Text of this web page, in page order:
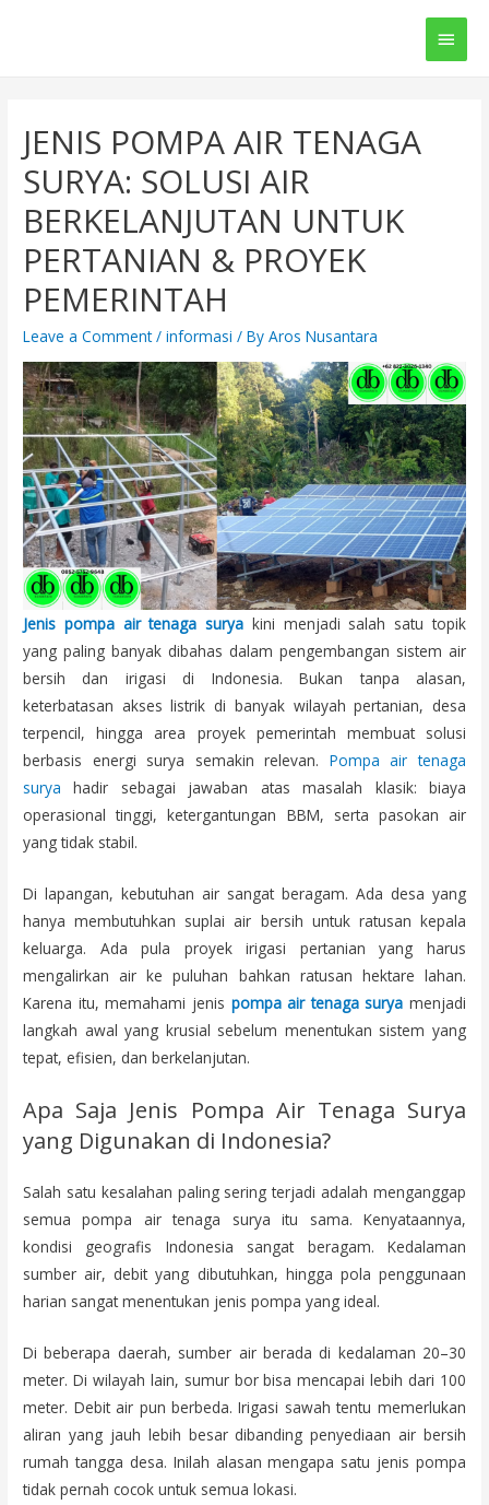
Main
JENIS POMPA AIR TENAGA
SURYA: SOLUSI AIR
BERKELANJUTAN UNTUK
PERTANIAN & PROYEK
PEMERINTAH
Leave a Comment /informasi / ByAros Nusantara
Jenis pompa air tenaga surya kini menjadi salah satu topik
yang paling banyak dibahas dalam pengembangan sistem air
bersih dan irigasi di Indonesia. Bukan tanpa alasan,
keterbatasan akses listrik di banyak wilayah pertanian, desa
terpencil, hingga area proyek pemerintah membuat solusi
berbasis energi surya semakin relevan. Pompa air tenaga
surya hadir sebagai jawaban atas masalah klasik: biaya
operasional tinggi, ketergantungan BBM, serta pasokan air
yang tidak stabil.
Di lapangan, kebutuhan air sangat beragam. Ada desa yang
hanya membutuhkan suplai air bersih untuk ratusan kepala
keluarga. Ada pula proyek irigasi pertanian yang harus
mengalirkan air ke puluhan bahkan ratusan hektare lahan.
Karena itu, memahami jenis pompa air tenaga surya menjadi
langkah awal yang krusial sebelum menentukan sistem yang
tepat, efisien, dan berkelanjutan.
Apa Saja Jenis Pompa Air Tenaga Surya
yang Digunakan di Indonesia?
Salah satu kesalahan paling sering terjadi adalah menganggap
semua pompa air tenaga surya itu sama. Kenyataannya,
kondisi geografis Indonesia sangat beragam. Kedalaman
sumber air, debit yang dibutuhkan, hingga pola penggunaan
harian sangat menentukan jenis pompa yang ideal.
Di beberapa daerah, sumber air berada di kedalaman 20–30
meter. Di wilayah lain, sumur bor bisa mencapai lebih dari 100
meter. Debit air pun berbeda. Irigasi sawah tentu memerlukan
aliran yang jauh lebih besar dibanding penyediaan air bersih
rumah tangga desa. Inilah alasan mengapa satu jenis pompa
tidak pernah cocok untuk semua lokasi.